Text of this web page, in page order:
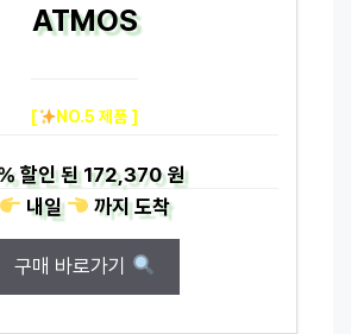
ATMOS
[ NO.5 제품 ]
할인 된172,370 원
내일
까지도착
구매 바로가기